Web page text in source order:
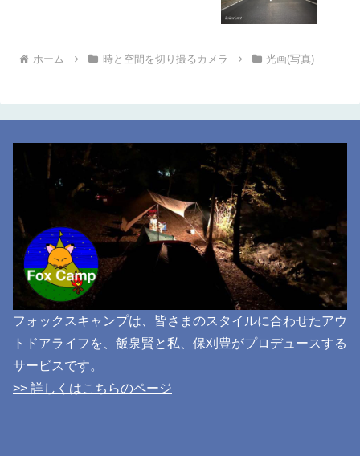
ホーム 時と空間を切り撮るカメラ 光画(写真)
フォックスキャンプは、皆さまのスタイルに合わせたアウ
トドアライフを、飯泉賢と私、保刈豊がプロデュースする
サービスです。
>> 詳しくはこちらのページ